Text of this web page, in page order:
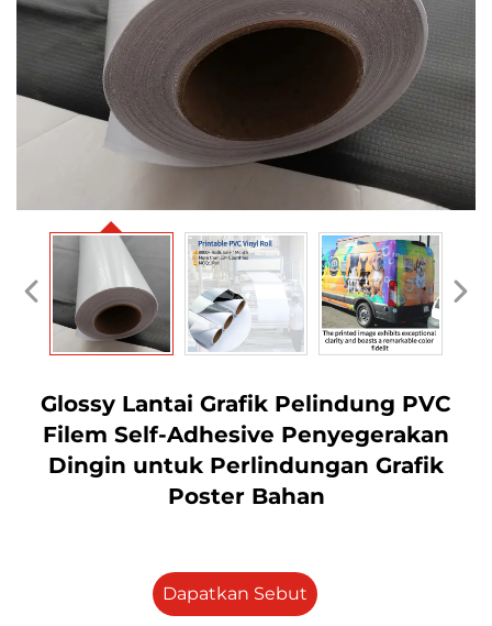
Glossy Lantai Grafik Pelindung PVC
Filem Self-Adhesive Penyegerakan
Dingin untuk Perlindungan Grafik
Poster Bahan
Dapatkan Sebut